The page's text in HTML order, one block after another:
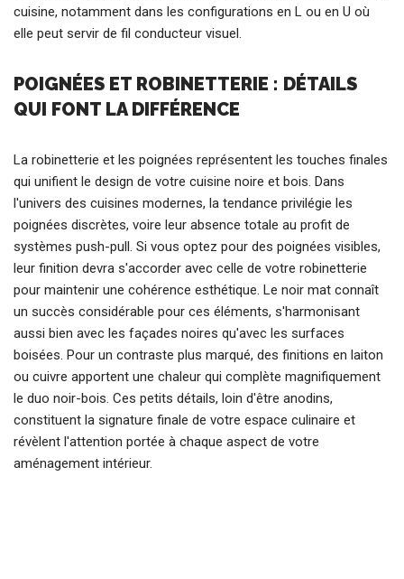
cuisine, notamment dans les configurations en L ou en U où
elle peut servir de fil conducteur visuel.
POIGNÉES ET ROBINETTERIE : DÉTAILS
QUI FONT LA DIFFÉRENCE
La robinetterie et les poignées représentent les touches finales
qui unifient le design de votre cuisine noire et bois. Dans
l'univers des cuisines modernes, la tendance privilégie les
poignées discrètes, voire leur absence totale au profit de
systèmes push-pull. Si vous optez pour des poignées visibles,
leur finition devra s'accorder avec celle de votre robinetterie
pour maintenir une cohérence esthétique. Le noir mat connaît
un succès considérable pour ces éléments, s'harmonisant
aussi bien avec les façades noires qu'avec les surfaces
boisées. Pour un contraste plus marqué, des finitions en laiton
ou cuivre apportent une chaleur qui complète magnifiquement
le duo noir-bois. Ces petits détails, loin d'être anodins,
constituent la signature finale de votre espace culinaire et
révèlent l'attention portée à chaque aspect de votre
aménagement intérieur.